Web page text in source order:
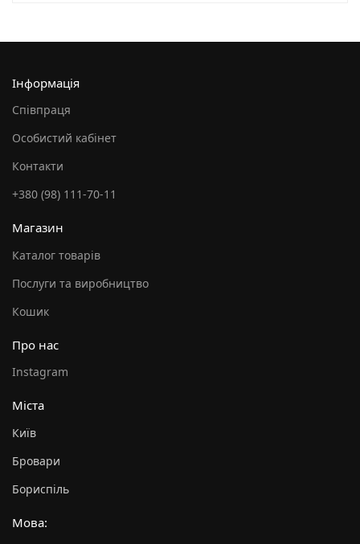
Інформація
Співпраця
Особистий кабінет
Контакти
+380 (98) 111-70-11
Магазин
Каталог товарів
Послуги та виробництво
Кошик
Про нас
Instagram
Міста
Київ
Бровари
Бориспіль
Мова: